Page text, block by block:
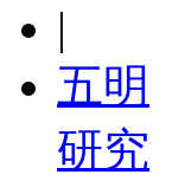
|
五明
研究